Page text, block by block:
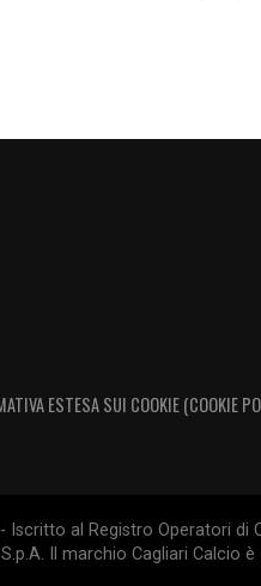
ESTESA SUI COOKIE (COOKIE
al Registro Operatori di
Il marchio Cagliari Calcio